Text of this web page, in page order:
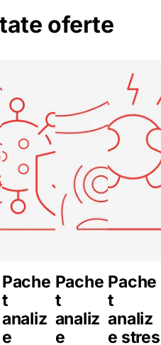
oferte
Pache
t
analiz
e
Pache
t
analiz
e
Pache
t
analiz
e stres